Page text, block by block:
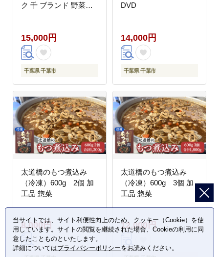
ク 千 ブランド 野菜】
きの甘さ
15,000円
千葉県 千葉市
DVD
14,000円
千葉県 千葉市
太道橋のもつ煮込み
（冷凍）600g 2個 加
工品 惣菜
8,000円
太道橋のもつ煮込み
（冷凍）600g 3個 加
工品 惣菜
12,000円
当サイトでは、サイト利便性向上のため、クッキー（Cookie）を使
用しています。サイトの閲覧を継続された場合、Cookieの利用に同
意したことものといたします。
詳細についてはプライバシーポリシーをお読みください。